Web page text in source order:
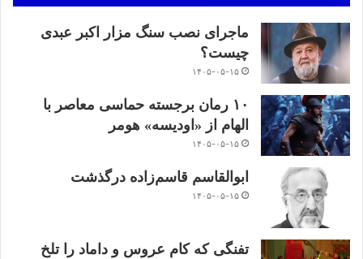
ماجرای نصب سنگ مزار اکبر عبدی
چیست؟
۱۴۰۵-۰۵-۱۵
۱۰ رمان برجسته حماسی معاصر با
الهام از «اودیسه» هومر
۱۴۰۵-۰۵-۱۵
ابوالقاسم قاسم‌زاده درگذشت
۱۴۰۵-۰۵-۱۵
تفنگی که کام عروس و داماد را تلخ